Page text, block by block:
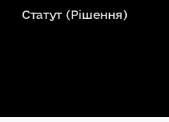
Статут (Рішення)